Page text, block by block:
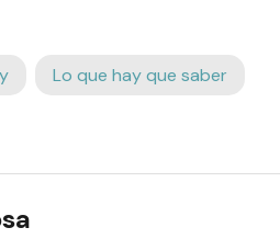
Lo que hay que saber